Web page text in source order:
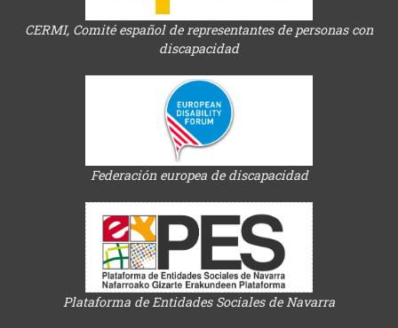
CERMI, Comité español de representantes de personas con
discapacidad
Federación europea de discapacidad
Plataforma de Entidades Sociales de Navarra